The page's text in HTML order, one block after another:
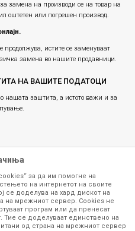
замена на производи се на товар на
оштетен или погрешен производ.
истите се заменуваат
замена во нашите продавници.
НА ВАШИТЕ ПОДАТОЦИ
нашата заштита, а истото важи и за
кои се изложени на нашата
конкретни, точни и прецизни,
за да им помогне на
на интернетот на своите
се доделува на хард дискот на
на мрежниот сервер. Cookies не
програм или да пренесат
Тие се доделуваат единствено на
од страна на мрежниот сервер